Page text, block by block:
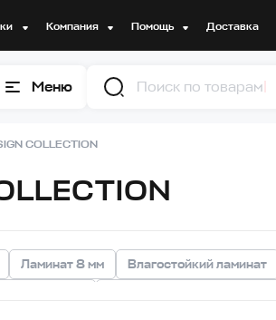
Компания Помощь Доставка
Меню Поиск
COLLECTION
Ламинат 8 мм Влагостойкий ламинат